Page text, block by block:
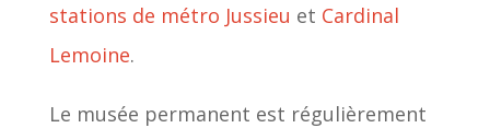
stations de métro Jussieu et Cardinal
Lemoine.
Le musée permanent est régulièrement